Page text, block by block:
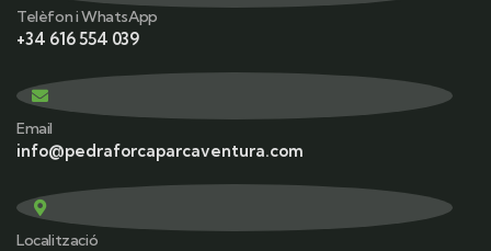
Telèfon i WhatsApp
+34 616 554 039
Email
info@pedraforcaparcaventura.com
Localització